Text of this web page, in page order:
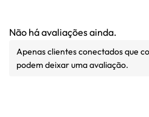
Não há avaliações ainda.
Apenas clientes conectados que
podem deixar uma avaliação.